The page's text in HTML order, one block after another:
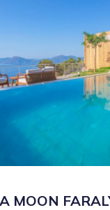
MOON